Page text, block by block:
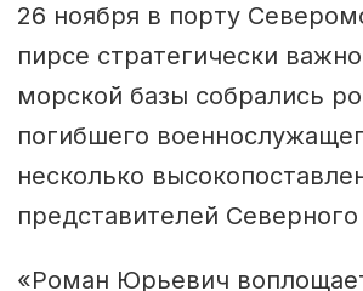
26 ноября в порту
пирсе стратегически
морской базы собрались
погибшего
несколько
представителей
«Роман Юрьевич